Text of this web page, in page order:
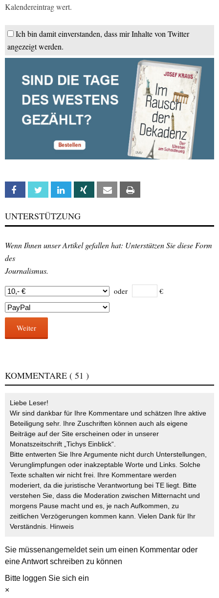
Kalendereintrag wert.
Ich bin damit einverstanden, dass mir Inhalte von Twitter
angezeigt werden.
Facebook Twitter Linkedin Xing Email
UNTERSTÜTZUNG
Wenn Ihnen unser Artikel gefallen hat: Unterstützen Sie diese Form
des
Journalismus.
oder €
Weiter
KOMMENTARE ( 51 )
Liebe Leser!
Wir sind dankbar für Ihre Kommentare und schätzen Ihre aktive
Beteiligung sehr. Ihre Zuschriften können auch als eigene
Beiträge auf der Site erscheinen oder in unserer
Monatszeitschrift „Tichys Einblick“.
Bitte entwerten Sie Ihre Argumente nicht durch Unterstellungen,
Verunglimpfungen oder inakzeptable Worte und Links. Solche
Texte schalten wir nicht frei. Ihre Kommentare werden
moderiert, da die juristische Verantwortung bei TE liegt. Bitte
verstehen Sie, dass die Moderation zwischen Mitternacht und
morgens Pause macht und es, je nach Aufkommen, zu
zeitlichen Verzögerungen kommen kann. Vielen Dank für Ihr
Verständnis. Hinweis
Sie müssenangemeldetsein um einen Kommentar oder
eine Antwort schreiben zu können
Bitte loggen Sie sich ein
×